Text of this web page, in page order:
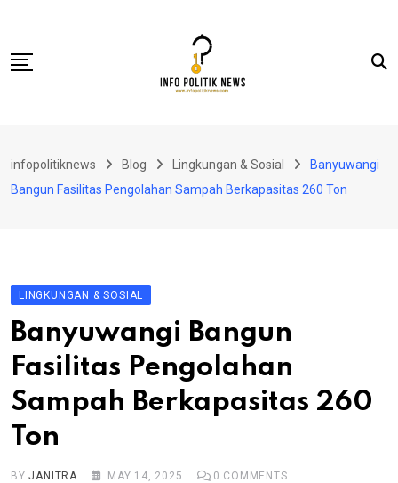
content
Politik & Hukum
Olahraga
Kolom
infopolitiknews Blog Lingkungan & Sosial
Banyuwangi
Bangun Fasilitas Pengolahan Sampah Berkapasitas 260 Ton
LINGKUNGAN & SOSIAL
Banyuwangi Bangun
Fasilitas Pengolahan
Sampah Berkapasitas 260
Ton
BYJANITRA MAY 14, 2025 0 COMMENTS